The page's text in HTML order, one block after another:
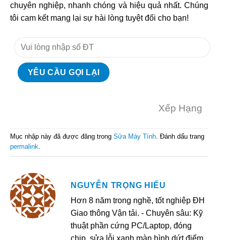
chuyên nghiệp, nhanh chóng và hiệu quả nhất. Chúng
tôi cam kết mang lại sự hài lòng tuyệt đối cho bạn!
Xếp Hạng
Mục nhập này đã được đăng trong Sửa Máy Tính. Đánh dấu trang
permalink.
NGUYỄN TRỌNG HIẾU
Hơn 8 năm trong nghề, tốt nghiệp ĐH
Giao thông Vận tải. - Chuyên sâu: Kỹ
thuật phần cứng PC/Laptop, đóng
chip, sửa lỗi xanh màn hình dứt điểm.